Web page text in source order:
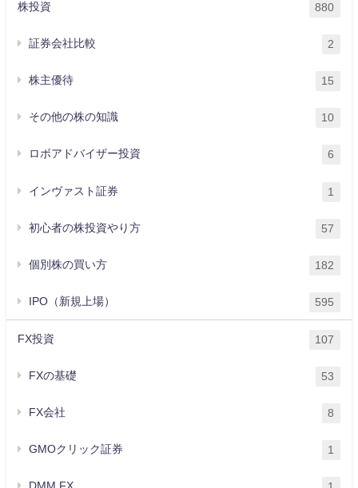
株投資 880
証券会社比較 2
株主優待 15
その他の株の知識 10
ロボアドバイザー投資 6
インヴァスト証券 1
初心者の株投資やり方 57
個別株の買い方 182
IPO（新規上場） 595
FX投資 107
FXの基礎 53
FX会社 8
GMOクリック証券 1
DMM FX